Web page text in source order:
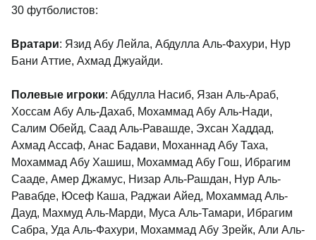
30 футболистов:
Вратари: Язид Абу Лейла, Абдулла Аль-Фахури, Нур
Бани Аттие, Ахмад Джуайди.
Полевые игроки: Абдулла Насиб, Язан Аль-Араб,
Хоссам Абу Аль-Дахаб, Мохаммад Абу Аль-Нади,
Салим Обейд, Саад Аль-Равашде, Эхсан Хаддад,
Ахмад Ассаф, Анас Бадави, Моханнад Абу Таха,
Мохаммад Абу Хашиш, Мохаммад Абу Гош, Ибрагим
Сааде, Амер Джамус, Низар Аль-Рашдан, Нур Аль-
Равабде, Юсеф Каша, Раджаи Айед, Мохаммад Аль-
Дауд, Махмуд Аль-Марди, Муса Аль-Тамари, Ибрагим
Сабра, Уда Аль-Фахури, Мохаммад Абу Зрейк, Али Аль-